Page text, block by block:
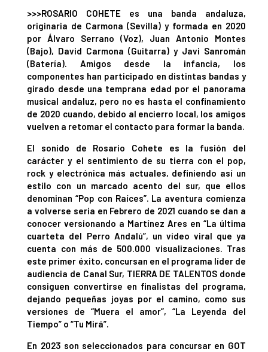
>>>ROSARIO COHETE es una banda andaluza,
originaria de Carmona (Sevilla) y formada en 2020
por Álvaro Serrano (Voz), Juan Antonio Montes
(Bajo), David Carmona (Guitarra) y Javi Sanromán
(Batería). Amigos desde la infancia, los
componentes han participado en distintas bandas y
girado desde una temprana edad por el panorama
musical andaluz, pero no es hasta el confinamiento
de 2020 cuando, debido al encierro local, los amigos
vuelven a retomar el contacto para formar la banda.
El sonido de Rosario Cohete es la fusión del
carácter y el sentimiento de su tierra con el pop,
rock y electrónica más actuales, definiendo así un
estilo con un marcado acento del sur, que ellos
denominan “Pop con Raíces”. La aventura comienza
a volverse seria en Febrero de 2021 cuando se dan a
conocer versionando a Martínez Ares en “La última
cuarteta del Perro Andalú”, un vídeo viral que ya
cuenta con más de 500.000 visualizaciones. Tras
este primer éxito, concursan en el programa líder de
audiencia de Canal Sur, TIERRA DE TALENTOS donde
consiguen convertirse en finalistas del programa,
dejando pequeñas joyas por el camino, como sus
versiones de “Muera el amor”, “La Leyenda del
Tiempo” o “Tu Mirá”.
En 2023 son seleccionados para concursar en GOT